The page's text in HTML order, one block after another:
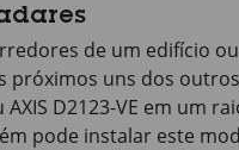
de um edifício
próximos uns dos
AXIS D2123-VE em um
pode instalar este